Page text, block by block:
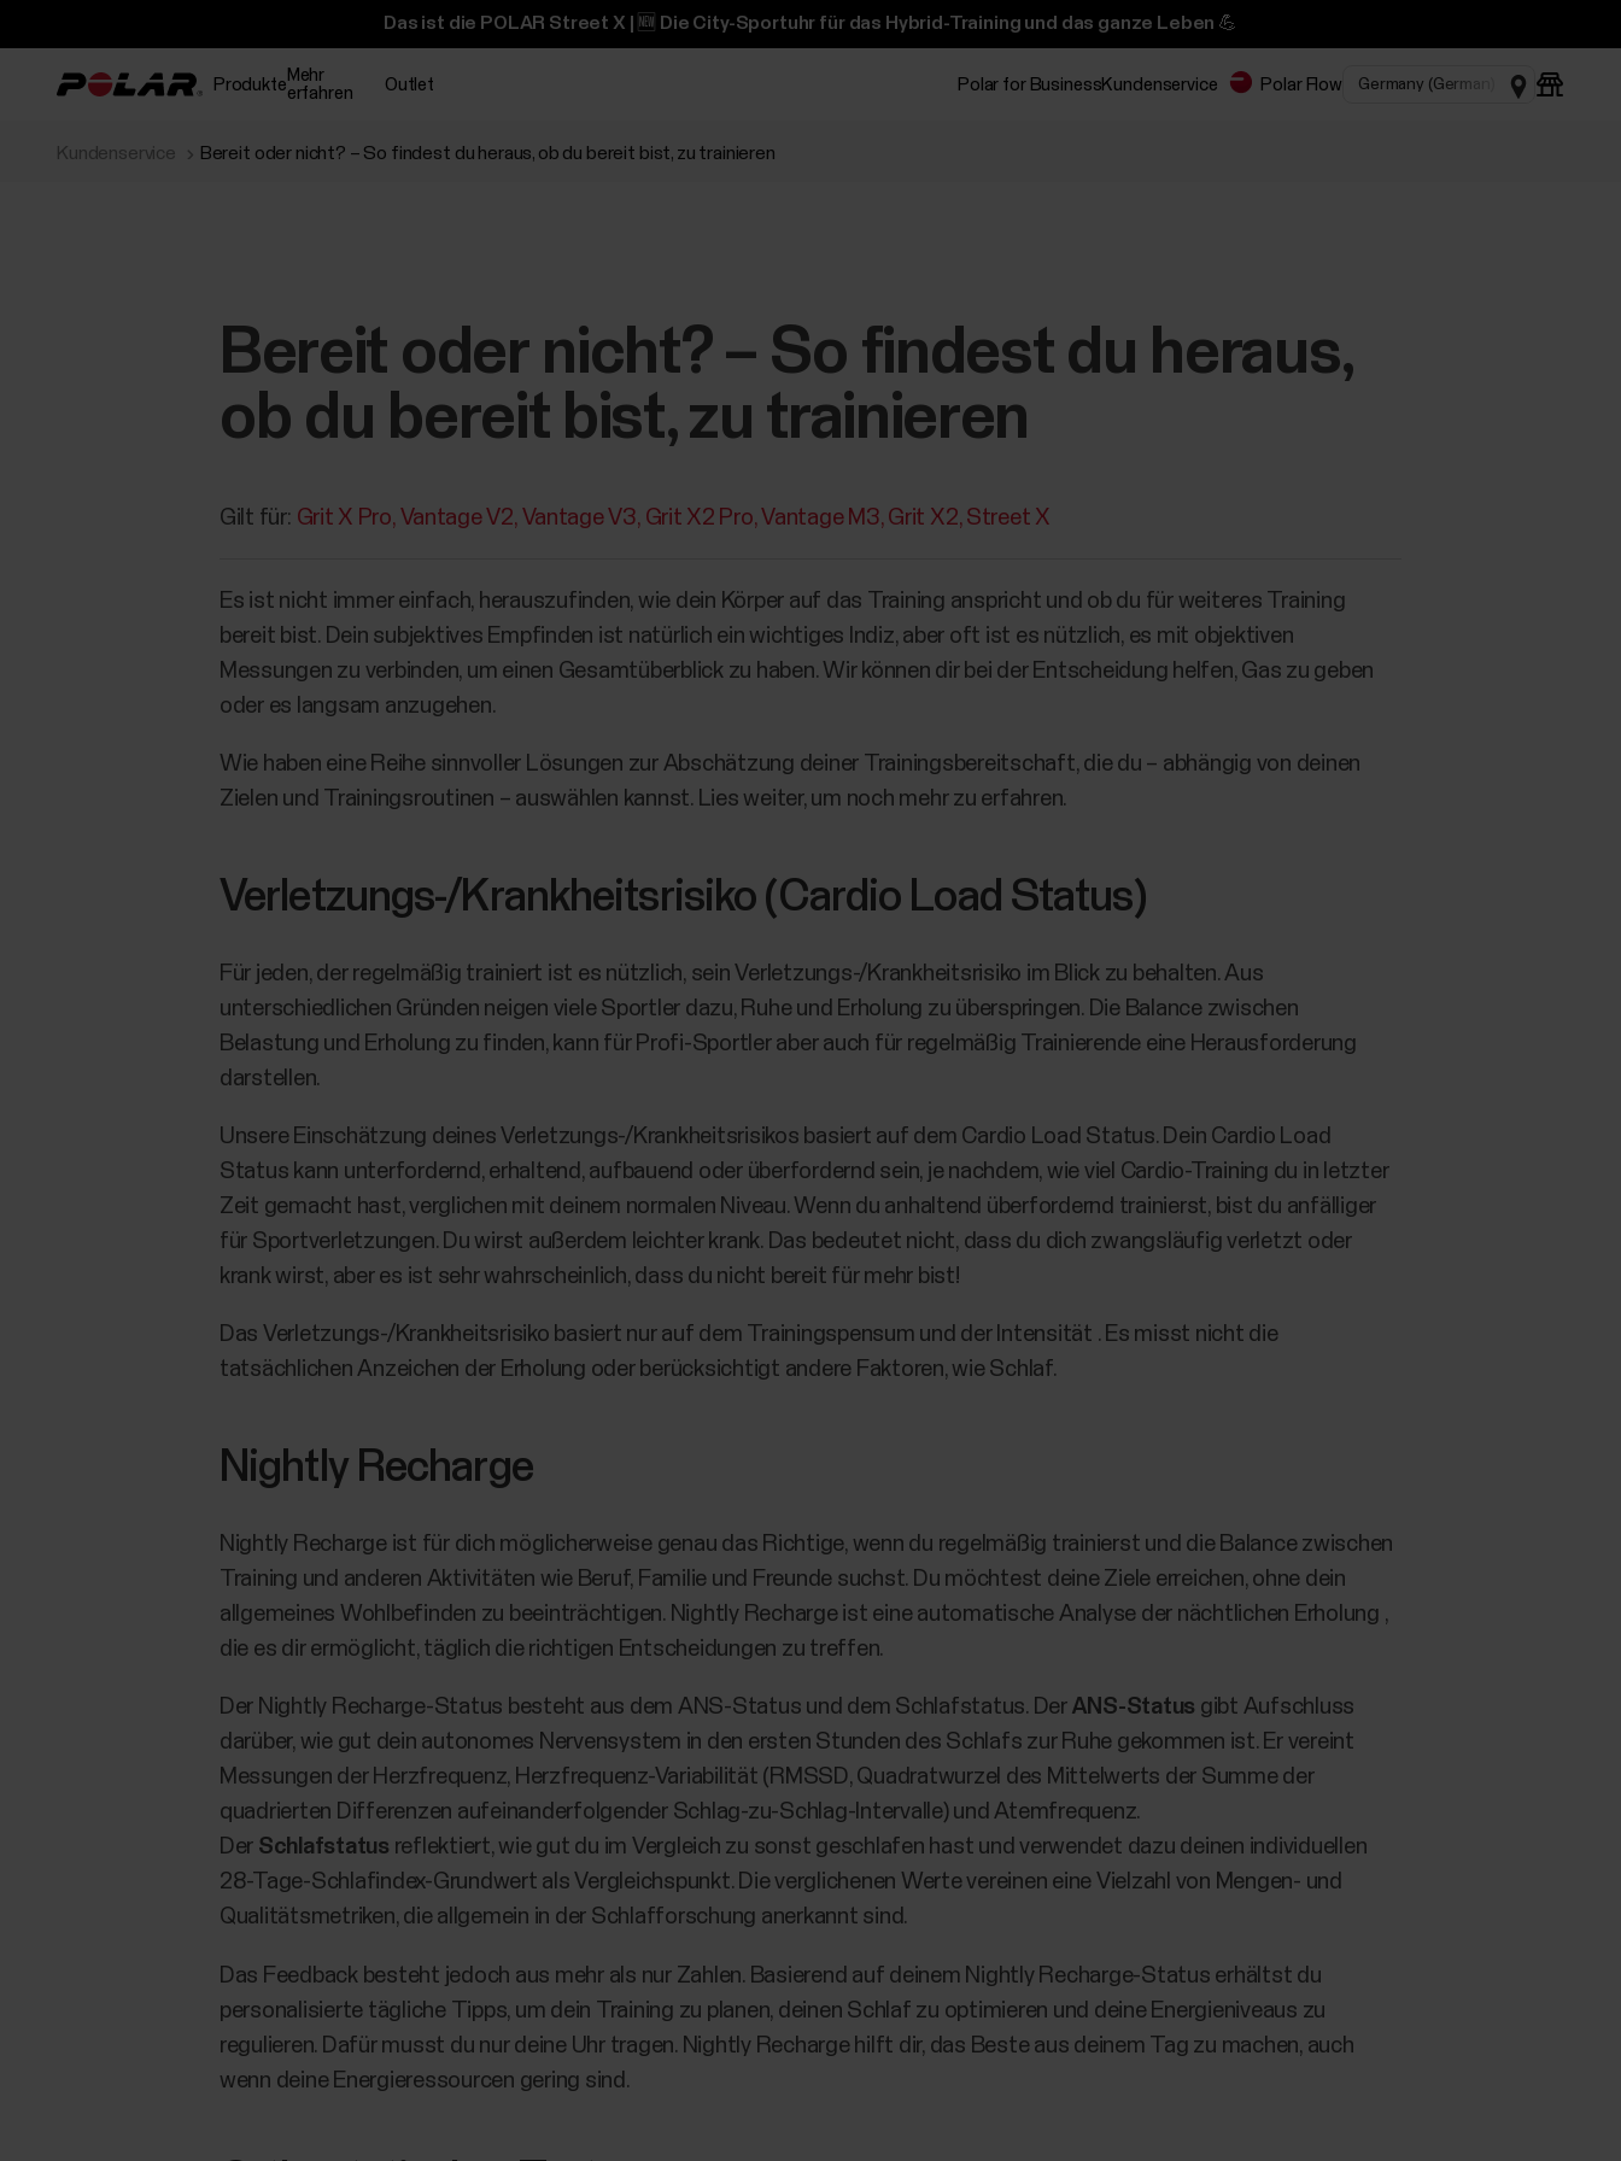
Das ist die POLAR Street X | 🆕 Die City-Sportuhr für das Hybrid-Training und das ganze Leben 💪
Produkte Mehr
erfahren
Outlet Polar for BusinessKundenservice Polar Flow
Kundenservice Bereit oder nicht? – So findest du heraus, ob du bereit bist, zu trainieren
Bereit oder nicht? – So findest du heraus,
ob du bereit bist, zu trainieren
Gilt für: Grit X Pro Vantage V2 Vantage V3 Grit X2 Pro Vantage M3 Grit X2 Street X
Es ist nicht immer einfach, herauszufinden, wie dein Körper auf das Training anspricht und ob du für weiteres Training
bereit bist. Dein subjektives Empfinden ist natürlich ein wichtiges Indiz, aber oft ist es nützlich, es mit objektiven
Messungen zu verbinden, um einen Gesamtüberblick zu haben. Wir können dir bei der Entscheidung helfen, Gas zu geben
oder es langsam anzugehen.
Wie haben eine Reihe sinnvoller Lösungen zur Abschätzung deiner Trainingsbereitschaft, die du – abhängig von deinen
Zielen und Trainingsroutinen – auswählen kannst. Lies weiter, um noch mehr zu erfahren.
Verletzungs-/Krankheitsrisiko (Cardio Load Status)
Für jeden, der regelmäßig trainiert ist es nützlich, sein Verletzungs-/Krankheitsrisiko im Blick zu behalten. Aus
unterschiedlichen Gründen neigen viele Sportler dazu, Ruhe und Erholung zu überspringen. Die Balance zwischen
Belastung und Erholung zu finden, kann für Profi-Sportler aber auch für regelmäßig Trainierende eine Herausforderung
darstellen.
Unsere Einschätzung deines Verletzungs-/Krankheitsrisikos basiert auf dem Cardio Load Status. Dein Cardio Load
Status kann unterfordernd, erhaltend, aufbauend oder überfordernd sein, je nachdem, wie viel Cardio-Training du in letzter
Zeit gemacht hast, verglichen mit deinem normalen Niveau. Wenn du anhaltend überfordernd trainierst, bist du anfälliger
für Sportverletzungen. Du wirst außerdem leichter krank. Das bedeutet nicht, dass du dich zwangsläufig verletzt oder
krank wirst, aber es ist sehr wahrscheinlich, dass du nicht bereit für mehr bist!
Das Verletzungs-/Krankheitsrisiko basiert nur auf dem Trainingspensum und der Intensität . Es misst nicht die
tatsächlichen Anzeichen der Erholung oder berücksichtigt andere Faktoren, wie Schlaf.
Nightly Recharge
Nightly Recharge ist für dich möglicherweise genau das Richtige, wenn du regelmäßig trainierst und die Balance zwischen
Training und anderen Aktivitäten wie Beruf, Familie und Freunde suchst. Du möchtest deine Ziele erreichen, ohne dein
allgemeines Wohlbefinden zu beeinträchtigen. Nightly Recharge ist eine automatische Analyse der nächtlichen Erholung ,
die es dir ermöglicht, täglich die richtigen Entscheidungen zu treffen.
Der Nightly Recharge-Status besteht aus dem ANS-Status und dem Schlafstatus. Der ANS-Status gibt Aufschluss
darüber, wie gut dein autonomes Nervensystem in den ersten Stunden des Schlafs zur Ruhe gekommen ist. Er vereint
Messungen der Herzfrequenz, Herzfrequenz-Variabilität (RMSSD, Quadratwurzel des Mittelwerts der Summe der
quadrierten Differenzen aufeinanderfolgender Schlag-zu-Schlag-Intervalle) und Atemfrequenz.
Der Schlafstatus reflektiert, wie gut du im Vergleich zu sonst geschlafen hast und verwendet dazu deinen individuellen
28-Tage-Schlafindex-Grundwert als Vergleichspunkt. Die verglichenen Werte vereinen eine Vielzahl von Mengen- und
Qualitätsmetriken, die allgemein in der Schlafforschung anerkannt sind.
Das Feedback besteht jedoch aus mehr als nur Zahlen. Basierend auf deinem Nightly Recharge-Status erhältst du
personalisierte tägliche Tipps, um dein Training zu planen, deinen Schlaf zu optimieren und deine Energieniveaus zu
regulieren. Dafür musst du nur deine Uhr tragen. Nightly Recharge hilft dir, das Beste aus deinem Tag zu machen, auch
wenn deine Energieressourcen gering sind.